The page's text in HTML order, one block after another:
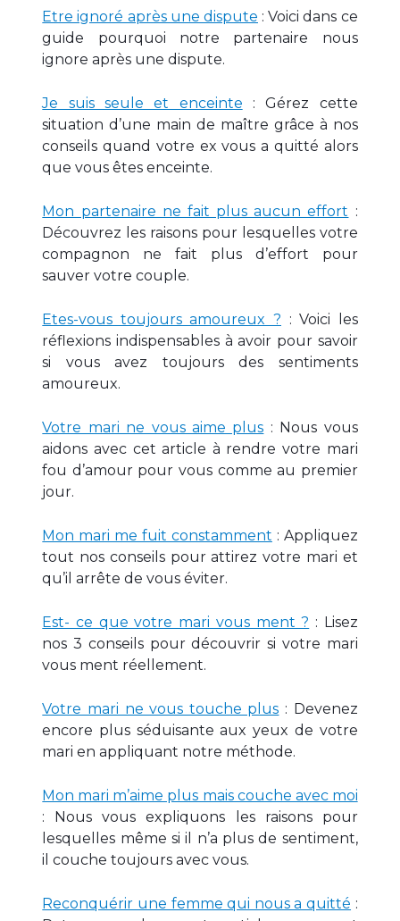
Etre ignoré après une dispute : Voici dans ce
guide pourquoi notre partenaire nous
ignore après une dispute.
Je suis seule et enceinte : Gérez cette
situation d’une main de maître grâce à nos
conseils quand votre ex vous a quitté alors
que vous êtes enceinte.
Mon partenaire ne fait plus aucun effort :
Découvrez les raisons pour lesquelles votre
compagnon ne fait plus d’effort pour
sauver votre couple.
Etes-vous toujours amoureux ? : Voici les
réflexions indispensables à avoir pour savoir
si vous avez toujours des sentiments
amoureux.
Votre mari ne vous aime plus : Nous vous
aidons avec cet article à rendre votre mari
fou d’amour pour vous comme au premier
jour.
Mon mari me fuit constamment : Appliquez
tout nos conseils pour attirez votre mari et
qu’il arrête de vous éviter.
Est- ce que votre mari vous ment ? : Lisez
nos 3 conseils pour découvrir si votre mari
vous ment réellement.
Votre mari ne vous touche plus : Devenez
encore plus séduisante aux yeux de votre
mari en appliquant notre méthode.
Mon mari m’aime plus mais couche avec moi
: Nous vous expliquons les raisons pour
lesquelles même si il n’a plus de sentiment,
il couche toujours avec vous.
Reconquérir une femme qui nous a quitté :